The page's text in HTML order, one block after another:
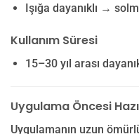
Işığa dayanıklı →
Kullanım Süresi
15–30 yıl arası
Uygulama Öncesi
Uygulamanın uzun